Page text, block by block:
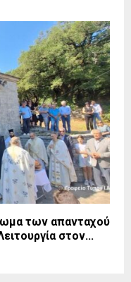
των απανταχού
στον...